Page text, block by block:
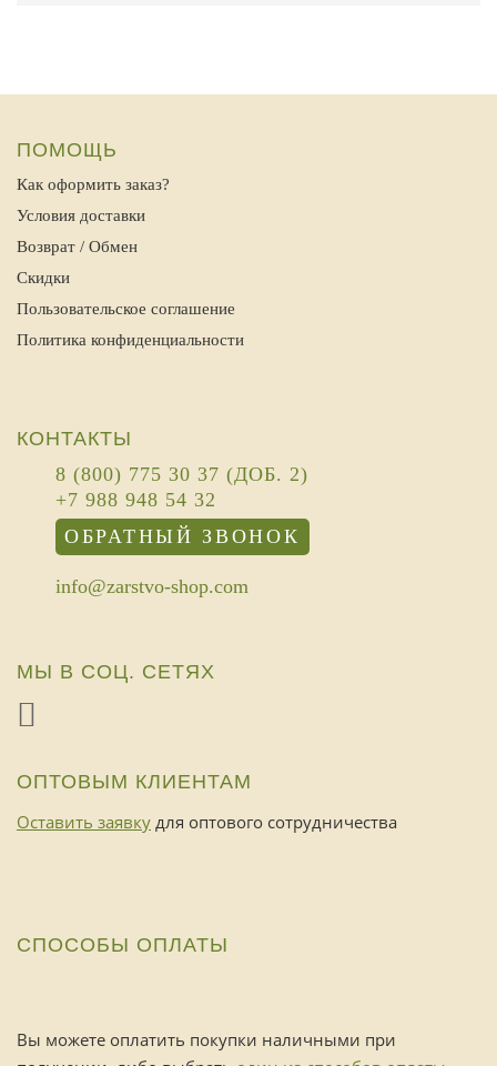
ПОМОЩЬ
Как оформить заказ?
Условия доставки
Возврат / Обмен
Скидки
Пользовательское соглашение
Политика конфиденциальности
КОНТАКТЫ
8 (800) 775 30 37 (ДОБ. 2)
+7 988 948 54 32
ОБРАТНЫЙ ЗВОНОК
info@zarstvo-shop.com
МЫ В СОЦ. СЕТЯХ
ОПТОВЫМ КЛИЕНТАМ
Оставить заявку для оптового сотрудничества
СПОСОБЫ ОПЛАТЫ
Вы можете оплатить покупки наличными при